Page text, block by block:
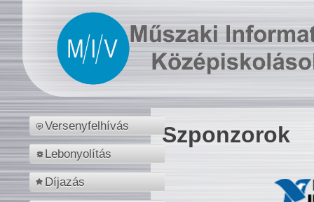
Versenyfelhívás
Lebonyolítás
Díjazás
Szponzorok